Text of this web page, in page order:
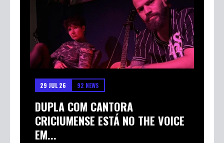
29 JUL 26 92 NEWS
DUPLA COM CANTORA
CRICIUMENSE ESTÁ NO THE VOICE
EM...